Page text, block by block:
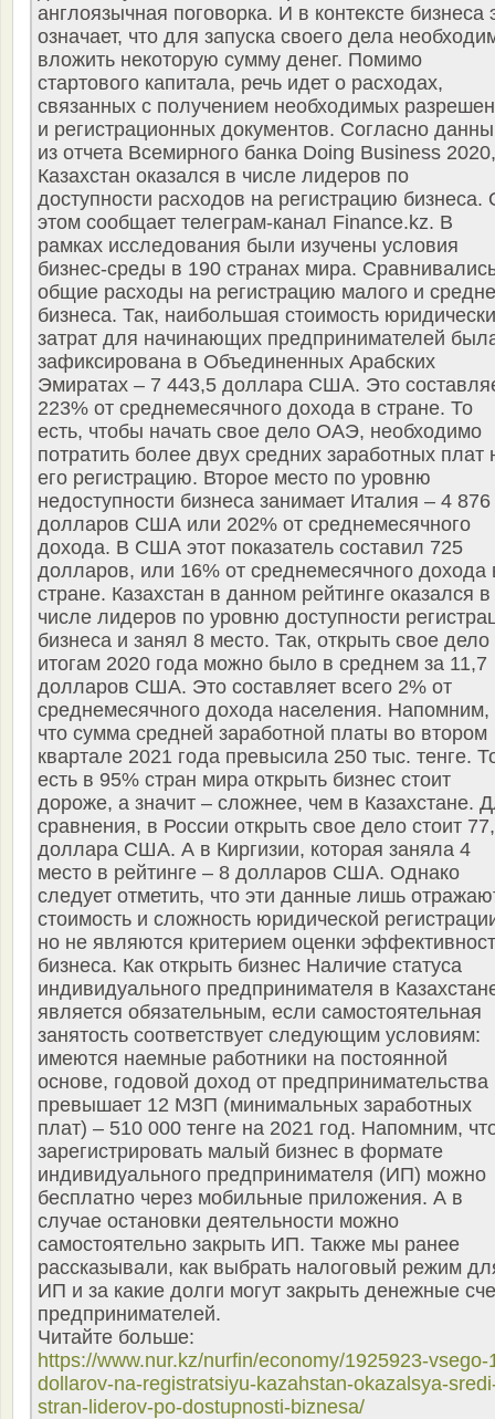
англоязычная поговорка. И в контексте бизнеса
означает, что для запуска своего дела
вложить некоторую сумму денег. Помимо
стартового капитала, речь идет о расходах,
связанных с получением необходимых
и регистрационных документов. Согласно
из отчета Всемирного банка Doing Business 2020,
Казахстан оказался в числе лидеров по
доступности расходов на регистрацию бизнеса.
этом сообщает телеграм-канал Finance.kz. В
рамках исследования были изучены условия
бизнес-среды в 190 странах мира.
общие расходы на регистрацию малого и
бизнеса. Так, наибольшая стоимость
затрат для начинающих предпринимателей
зафиксирована в Объединенных Арабских
Эмиратах – 7 443,5 доллара США. Это
223% от среднемесячного дохода в стране. То
есть, чтобы начать свое дело ОАЭ, необходимо
потратить более двух средних заработных плат
его регистрацию. Второе место по уровню
недоступности бизнеса занимает Италия – 4 876
долларов США или 202% от среднемесячного
дохода. В США этот показатель составил 725
долларов, или 16% от среднемесячного дохода
стране. Казахстан в данном рейтинге оказался в
числе лидеров по уровню доступности
бизнеса и занял 8 место. Так, открыть свое дело
итогам 2020 года можно было в среднем за 11,7
долларов США. Это составляет всего 2% от
среднемесячного дохода населения. Напомним,
что сумма средней заработной платы во втором
квартале 2021 года превысила 250 тыс. тенге.
есть в 95% стран мира открыть бизнес стоит
дороже, а значит – сложнее, чем в Казахстане.
сравнения, в России открыть свое дело стоит
доллара США. А в Киргизии, которая заняла 4
место в рейтинге – 8 долларов США. Однако
следует отметить, что эти данные лишь
стоимость и сложность юридической
но не являются критерием оценки
бизнеса. Как открыть бизнес Наличие статуса
индивидуального предпринимателя в
является обязательным, если самостоятельная
занятость соответствует следующим условиям:
имеются наемные работники на постоянной
основе, годовой доход от предпринимательства
превышает 12 МЗП (минимальных заработных
плат) – 510 000 тенге на 2021 год. Напомним,
зарегистрировать малый бизнес в формате
индивидуального предпринимателя (ИП) можно
бесплатно через мобильные приложения. А в
случае остановки деятельности можно
самостоятельно закрыть ИП. Также мы ранее
рассказывали, как выбрать налоговый режим
ИП и за какие долги могут закрыть денежные
предпринимателей.
Читайте больше:
https://www.nur.kz/nurfin/economy/1925923-vsego-
dollarov-na-registratsiyu-kazahstan-okazalsya-
stran-liderov-po-dostupnosti-biznesa/